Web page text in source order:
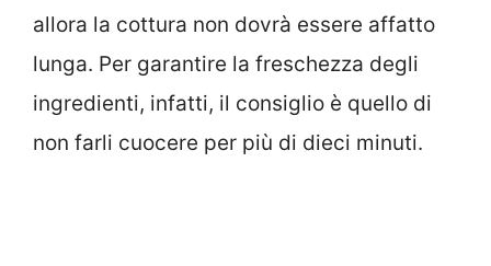
allora la cottura non dovrà essere affatto
lunga. Per garantire la freschezza degli
ingredienti, infatti, il consiglio è quello di
non farli cuocere per più di dieci minuti.